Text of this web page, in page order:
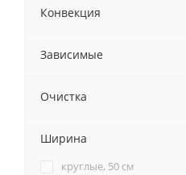
Ginzzu
GRAUDE
IGNIS
Ilvito
Конвекция
Зависимые
Очистка
Ширина
круглые, 50 см